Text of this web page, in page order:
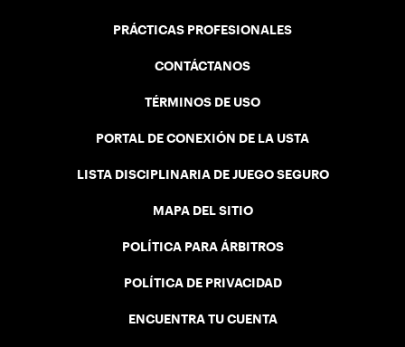
PRÁCTICAS PROFESIONALES
CONTÁCTANOS
TÉRMINOS DE USO
PORTAL DE CONEXIÓN DE LA USTA
LISTA DISCIPLINARIA DE JUEGO SEGURO
MAPA DEL SITIO
POLÍTICA PARA ÁRBITROS
POLÍTICA DE PRIVACIDAD
ENCUENTRA TU CUENTA